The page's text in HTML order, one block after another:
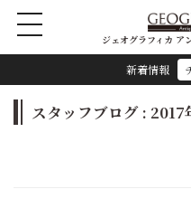
新着情報
ジェオグラフィカ
スタッフブログ : 2017